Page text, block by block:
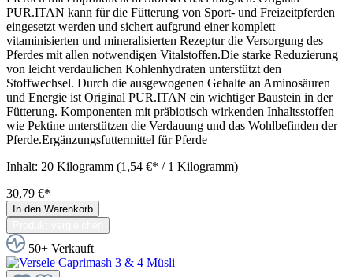
PUR.ITAN kann für die Fütterung von Sport- und Freizeitpferden
eingesetzt werden und sichert aufgrund einer komplett
vitaminisierten und mineralisierten Rezeptur die Versorgung des
Pferdes mit allen notwendigen Vitalstoffen.Die starke Reduzierung
von leicht verdaulichen Kohlenhydraten unterstützt den
Stoffwechsel. Durch die ausgewogenen Gehalte an Aminosäuren
und Energie ist Original PUR.ITAN ein wichtiger Baustein in der
Fütterung. Komponenten mit präbiotisch wirkenden Inhaltsstoffen
wie Pektine unterstützen die Verdauung und das Wohlbefinden der
Pferde.Ergänzungsfuttermittel für Pferde
Inhalt: 20 Kilogramm (1,54 €* / 1 Kilogramm)
30,79 €*
In den Warenkorb
50+ Verkauft